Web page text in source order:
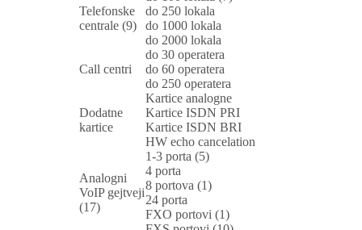
Telefonske
centrale (9)
do 250 lokala
do 1000 lokala
do 2000 lokala
Call centri
do 30 operatera
do 60 operatera
do 250 operatera
Dodatne
kartice
Kartice analogne
Kartice ISDN PRI
Kartice ISDN BRI
HW echo cancelation
Analogni
VoIP gejtveji
(17)
1-3 porta (5)
4 porta
8 portova (1)
24 porta
FXO portovi (1)